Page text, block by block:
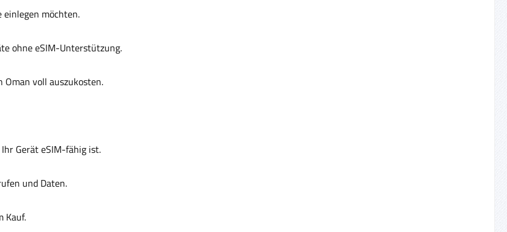
einlegen möchten.
ohne eSIM-Unterstützung.
voll auszukosten.
Gerät eSIM-fähig ist.
und Daten.
Kauf.